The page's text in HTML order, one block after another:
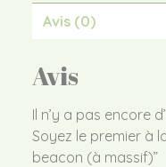
Avis (0)
Avis
Il n’y a pas encore
Soyez le premier à
beacon (à massif)”